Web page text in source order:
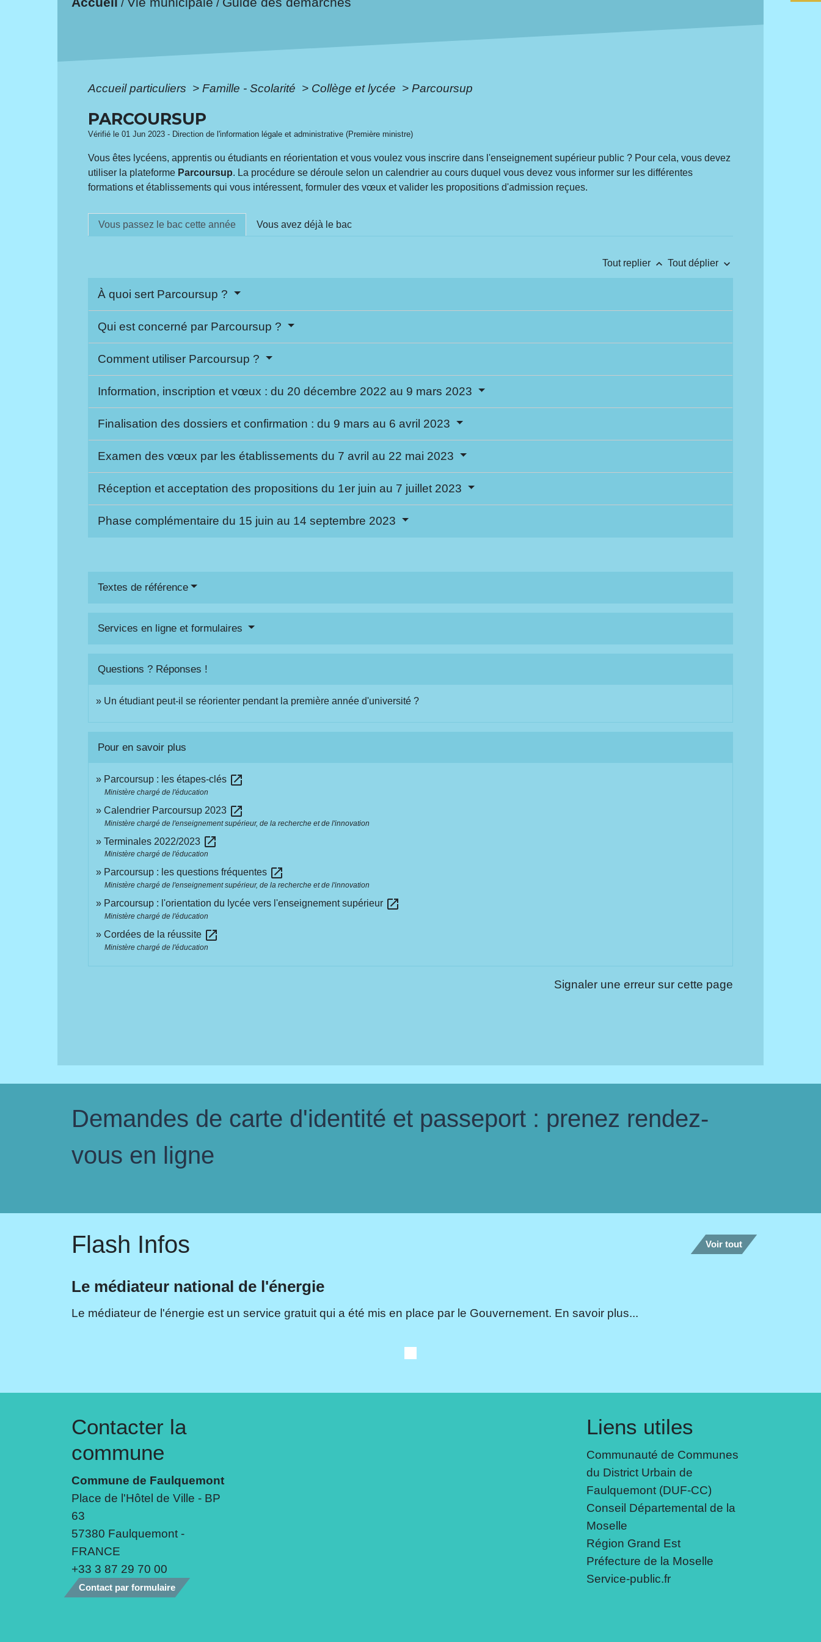
/ /
Accueil particuliers > Famille - Scolarité > Collège et lycée > Parcoursup
PARCOURSUP
Vérifié le 01 Jun 2023 - Direction de l'information légale et administrative (Première ministre)
Vous êtes lycéens, apprentis ou étudiants en réorientation et vous voulez vous inscrire dans l'enseignement supérieur public ? Pour cela, vous devez
utiliser la plateforme Parcoursup. La procédure se déroule selon un calendrier au cours duquel vous devez vous informer sur les différentes
formations et établissements qui vous intéressent, formuler des vœux et valider les propositions d'admission reçues.
Vous passez le bac cette année Vous avez déjà le bac
Tout replier keyboard_arrow_up Tout déplier keyboard_arrow_down
À quoi sert Parcoursup ?
Qui est concerné par Parcoursup ?
Comment utiliser Parcoursup ?
Information, inscription et vœux : du 20 décembre 2022 au 9 mars 2023
Finalisation des dossiers et confirmation : du 9 mars au 6 avril 2023
Examen des vœux par les établissements du 7 avril au 22 mai 2023
Réception et acceptation des propositions du 1er juin au 7 juillet 2023
Phase complémentaire du 15 juin au 14 septembre 2023
Textes de référence
Services en ligne et formulaires
Questions ? Réponses !
Un étudiant peut-il se réorienter pendant la première année d'université ?
Pour en savoir plus
Parcoursup : les étapes-clés open_in_new
Ministère chargé de l'éducation
Calendrier Parcoursup 2023 open_in_new
Ministère chargé de l'enseignement supérieur, de la recherche et de l'innovation
Terminales 2022/2023 open_in_new
Ministère chargé de l'éducation
Parcoursup : les questions fréquentes open_in_new
Ministère chargé de l'enseignement supérieur, de la recherche et de l'innovation
Parcoursup : l'orientation du lycée vers l'enseignement supérieur open_in_new
Ministère chargé de l'éducation
Cordées de la réussite open_in_new
Ministère chargé de l'éducation
Signaler une erreur sur cette page
Demandes de carte d'identité et passeport : prenez rendez-
vous en ligne
Flash Infos Voir tout
Le médiateur national de l'énergie
Le médiateur de l'énergie est un service gratuit qui a été mis en place par le Gouvernement. En savoir plus...
Contacter la
commune
Commune de Faulquemont
Place de l'Hôtel de Ville - BP
63
57380 Faulquemont -
FRANCE
+33 3 87 29 70 00
Contact par formulaire
Liens utiles
Communauté de Communes
du District Urbain de
Faulquemont (DUF-CC)
Conseil Départemental de la
Moselle
Région Grand Est
Préfecture de la Moselle
Service-public.fr